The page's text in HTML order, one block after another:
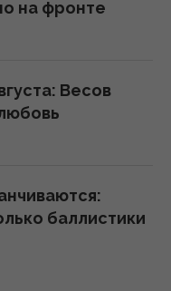
-
ВСУ "духу
фронте, - BI
на фронте
Весов
баллистики